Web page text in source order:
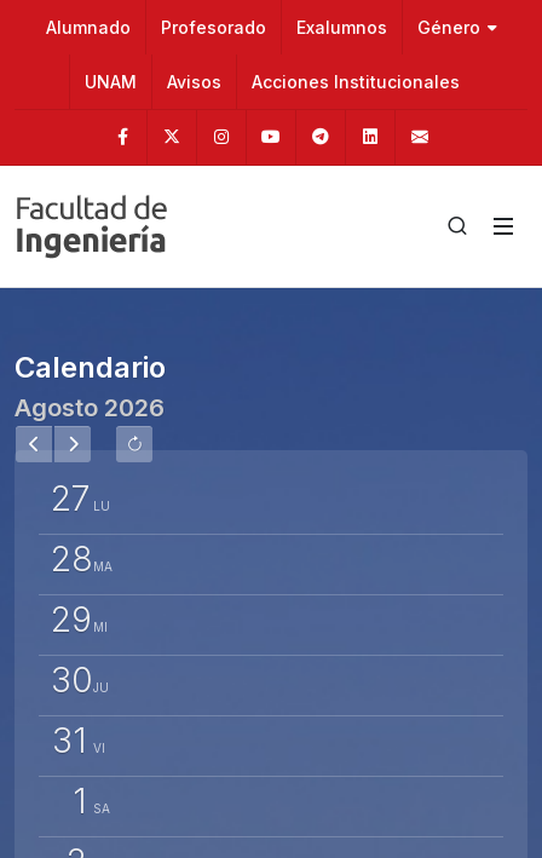
Alumnado Profesorado Exalumnos Género
UNAM Avisos Acciones Institucionales
FacebookTwitter InstagramYoutubeTelegramLinkedin
Calendario
Agosto 2026
27 LU
28 MA
29 MI
30JU
31 VI
1 SA